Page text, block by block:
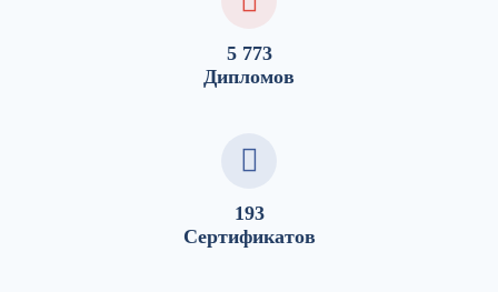
5 773
Дипломов
193
Сертификатов